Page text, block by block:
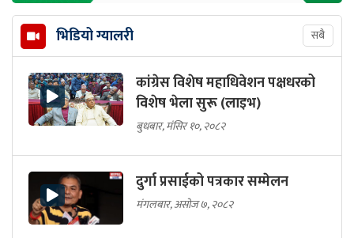
भिडियो ग्यालरी सबै
कांग्रेस विशेष महाधिवेशन पक्षधरको
विशेष भेला सुरू (लाइभ)
बुधबार, मंसिर १०, २०८२
दुर्गा प्रसाईको पत्रकार सम्मेलन
मंगलबार, असोज ७, २०८२